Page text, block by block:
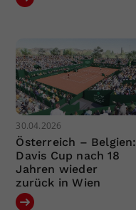
30.04.2026
Österreich – Belgien:
Davis Cup nach 18
Jahren wieder
zurück in Wien